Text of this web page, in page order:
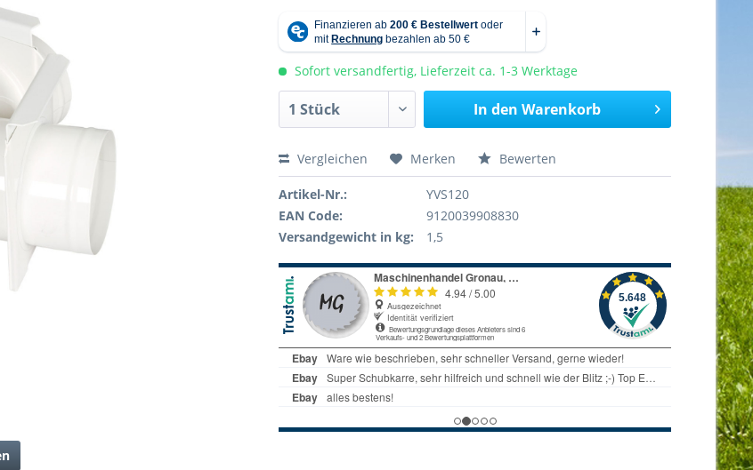
Sofort versandfertig, Lieferzeit ca. 1-3 Werktage
In den Warenkorb
Vergleichen Merken Bewerten
Artikel-Nr.:
YVS120
EAN Code:
9120039908830
Versandgewicht in kg:
1,5